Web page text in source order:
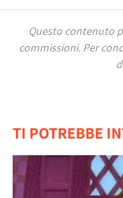
Questo contenuto
commissioni. Per
TI POTREBBE